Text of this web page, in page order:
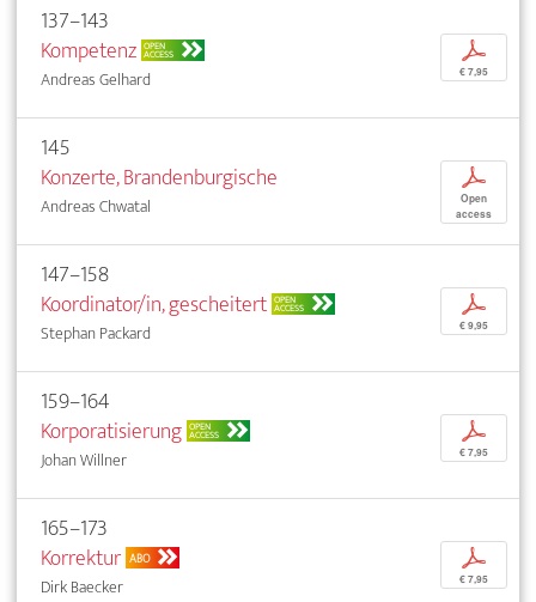
137–143
Kompetenz OPEN
ACCESS
Andreas Gelhard
p
€ 7,95
145
Konzerte, Brandenburgische
Andreas Chwatal
p
Open
access
147–158
Koordinator/in, gescheitert OPEN
ACCESS
Stephan Packard
p
€ 9,95
159–164
Korporatisierung OPEN
ACCESS
Johan Willner
p
€ 7,95
165–173
Korrektur ABO
Dirk Baecker
p
€ 7,95